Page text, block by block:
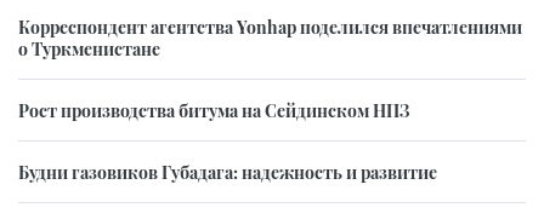
Корреспондент агентства Yonhap поделился впечатлениями
о Туркменистане
Рост производства битума на Сейдинском НПЗ
Будни газовиков Губадага: надежность и развитие